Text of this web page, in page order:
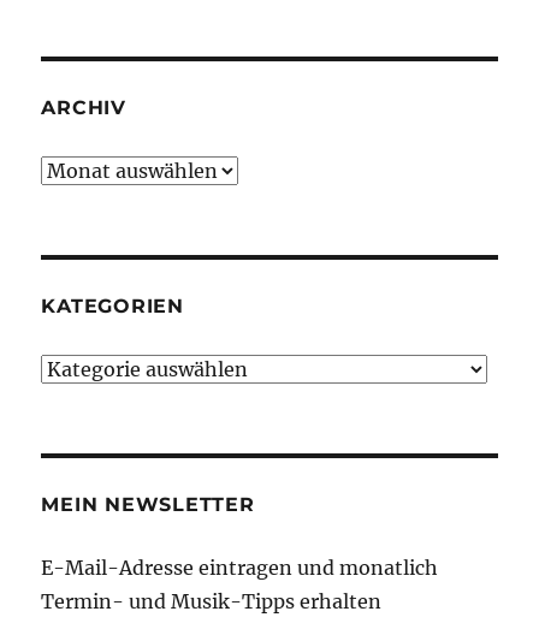
ARCHIV
Archiv
KATEGORIEN
Kategorien
MEIN NEWSLETTER
E-Mail-Adresse eintragen und monatlich
Termin- und Musik-Tipps erhalten